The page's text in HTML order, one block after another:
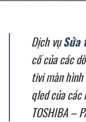
Dịch vụSửa
cố của các
tivi màn
qled của các
TOSHIBA –